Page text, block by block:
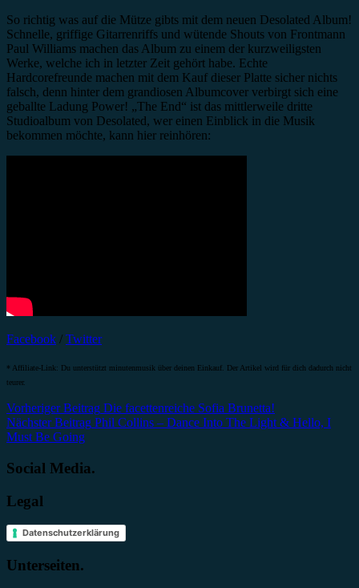
So richtig was auf die Mütze gibts mit dem neuen Desolated Album!
Schnelle, griffige Gitarrenriffs und wütende Shouts von Frontmann
Paul Williams machen das Album zu einem der kurzweiligsten
Werke, welche ich in letzter Zeit gehört habe. Echte
Hardcorefreunde machen mit dem Kauf dieser Platte sicher nichts
falsch, denn hinter dem grandiosen Albumcover verbirgt sich eine
geballte Ladung Power! „The End“ ist das mittlerweile dritte
Studioalbum von Desolated, wer einen Einblick in die Musik
bekommen möchte, kann hier reinhören:
Facebook / Twitter
* Affiliate-Link: Du unterstützt minutenmusik über deinen Einkauf. Der Artikel wird für dich dadurch nicht
teurer.
Beitragsnavigation
Vorheriger Beitrag Die facettenreiche Sofia Brunetta!
Nächster Beitrag Phil Collins – Dance Into The Light & Hello, I
Must Be Going
Social Media.
Legal
Datenschutzerklärung
Unterseiten.